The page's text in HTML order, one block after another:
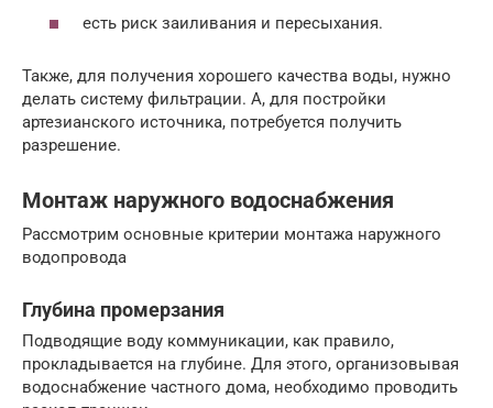
есть риск заиливания и пересыхания.
Также, для получения хорошего качества воды, нужно
делать систему фильтрации. А, для постройки
артезианского источника, потребуется получить
разрешение.
Монтаж наружного водоснабжения
Рассмотрим основные критерии монтажа наружного
водопровода
Глубина промерзания
Подводящие воду коммуникации, как правило,
прокладывается на глубине. Для этого, организовывая
водоснабжение частного дома, необходимо проводить